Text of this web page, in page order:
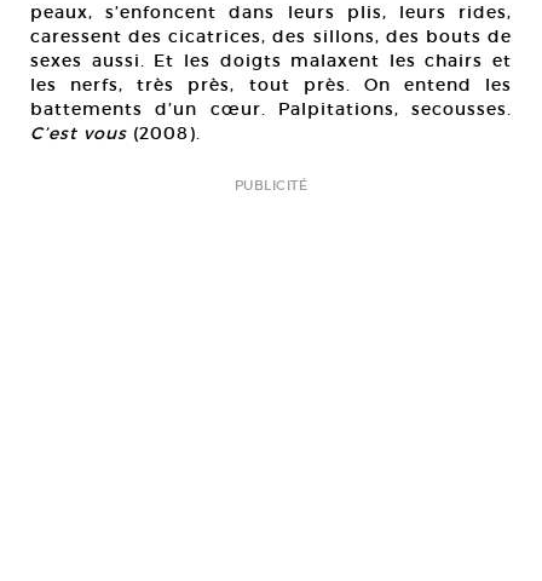
peaux, s’enfoncent dans leurs plis, leurs rides,
caressent des cicatrices, des sillons, des bouts de
sexes aussi. Et les doigts malaxent les chairs et
les nerfs, très près, tout près. On entend les
battements d’un cœur. Palpitations, secousses.
C’est vous (2008).
PUBLICITÉ